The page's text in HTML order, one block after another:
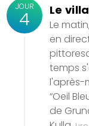
JOUR
4 Le
Le
en
temps
l'après-
“Oeil
de